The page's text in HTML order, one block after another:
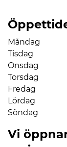
Måndag
Tisdag
Onsdag
Torsdag
Fredag
Lördag
Söndag
Vi